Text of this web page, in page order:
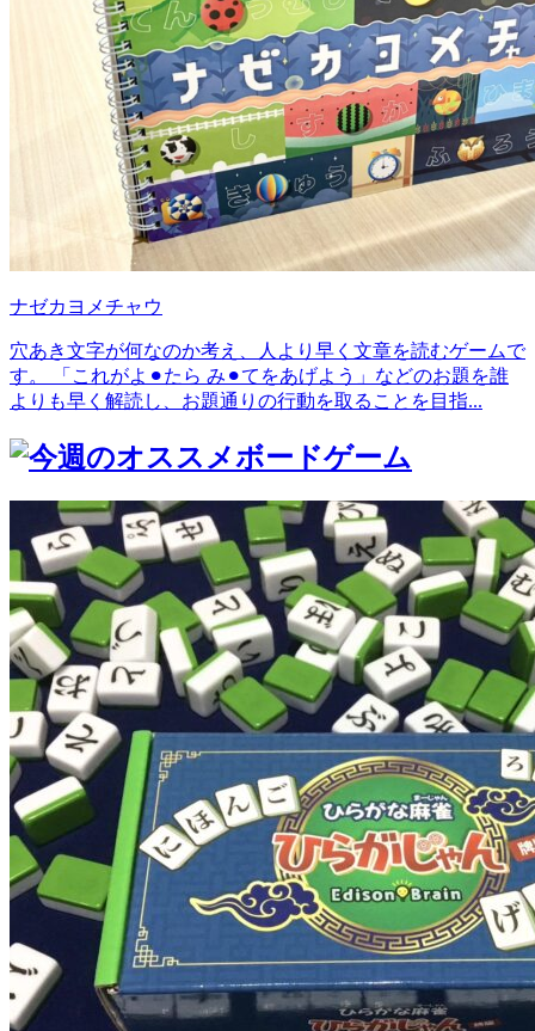
ナゼカヨメチャウ
穴あき文字が何なのか考え、人より早く文章を読むゲームで
す。 「これがよ⚫︎たら み⚫︎てをあげよう」などのお題を誰
よりも早く解読し、お題通りの行動を取ることを目指...